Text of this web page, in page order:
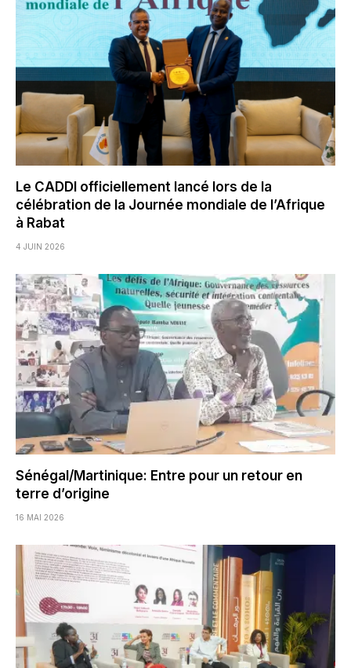
Le CADDI officiellement lancé lors de la
célébration de la Journée mondiale de l’Afrique
à Rabat
4 JUIN 2026
Sénégal/Martinique: Entre pour un retour en
terre d’origine
16 MAI 2026